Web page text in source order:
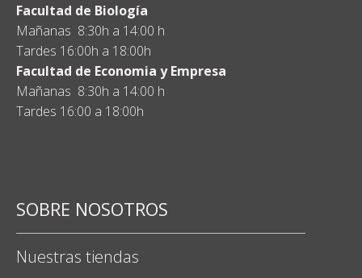
Facultad de Biología
Mañanas 8:30h a 14:00 h
Tardes 16:00h a 18:00h
Facultad de Economia y Empresa
Mañanas 8:30h a 14:00 h
Tardes 16:00 a 18:00h
SOBRE NOSOTROS
Nuestras tiendas